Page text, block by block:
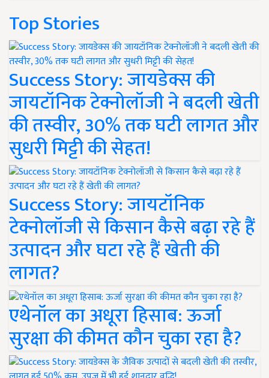
Top Stories
Success Story: जायडेक्स की
जायटॉनिक टेक्नोलॉजी ने बदली खेती
की तस्वीर, 30% तक घटी लागत और
सुधरी मिट्टी की सेहत!
Success Story: जायटॉनिक
टेक्नोलॉजी से किसान कैसे बढ़ा रहे हैं
उत्पादन और घटा रहे हैं खेती की
लागत?
एथेनॉल का अधूरा हिसाब: ऊर्जा
सुरक्षा की कीमत कौन चुका रहा है?